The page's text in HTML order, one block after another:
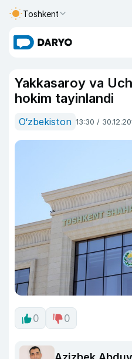
Toshkent
Yakkasaroy va
hokim tayinlandi
O‘zbekiston 13:30 /
0 0